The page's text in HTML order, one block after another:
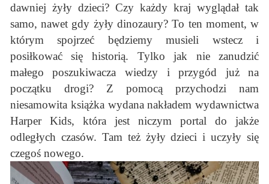
dawniej żyły dzieci? Czy każdy kraj wyglądał tak
samo, nawet gdy żyły dinozaury? To ten moment, w
którym spojrzeć będziemy musieli wstecz i
posiłkować się historią. Tylko jak nie zanudzić
małego poszukiwacza wiedzy i przygód już na
początku drogi? Z pomocą przychodzi nam
niesamowita książka wydana nakładem wydawnictwa
Harper Kids, która jest niczym portal do jakże
odległych czasów. Tam też żyły dzieci i uczyły się
czegoś nowego.